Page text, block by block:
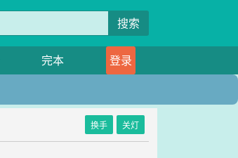
搜索
完本
登录
换手 关灯